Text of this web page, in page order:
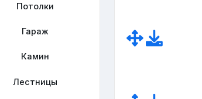
Потолки
Гараж
Камин
Лестницы